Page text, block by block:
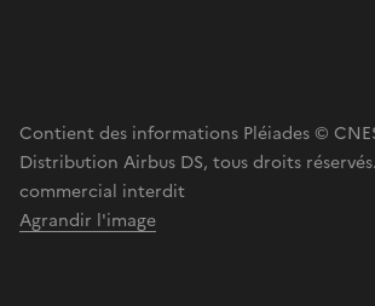
Contient des informations Pléiades ©
Distribution Airbus DS, tous droits
commercial interdit
Agrandir l'image